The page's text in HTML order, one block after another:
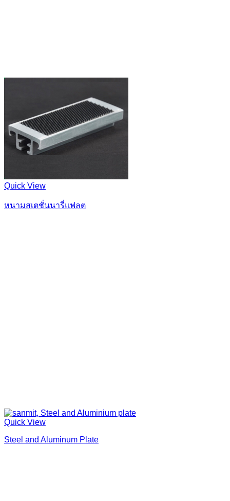
Quick View
หนามสเตชั่นนารี่แฟลต
Quick View
Steel and Aluminum Plate